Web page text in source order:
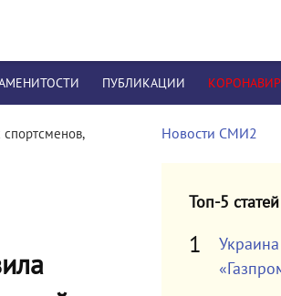
ПУБЛИКАЦИИ
Новости СМИ2
Топ-5